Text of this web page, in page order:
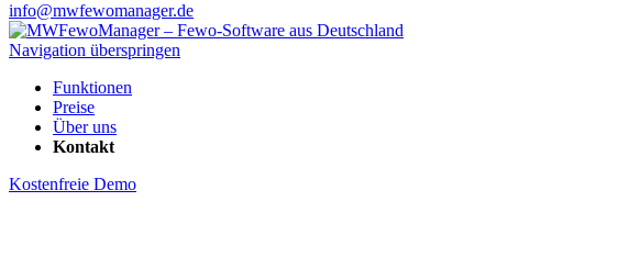
info@mwfewomanager.de
Navigation überspringen
Funktionen
Preise
Über uns
Kontakt
Kostenfreie Demo